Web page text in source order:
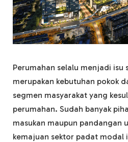
Perumahan selalu menjadi isu
merupakan kebutuhan pokok
segmen masyarakat yang
perumahan. Sudah banyak
masukan maupun pandangan
kemajuan sektor padat modal